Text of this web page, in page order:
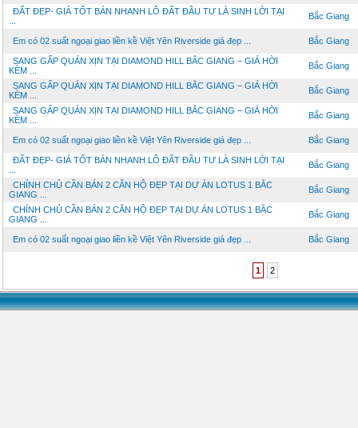
ĐẤT ĐẸP- GIÁ TỐT BÁN NHANH LÔ ĐẤT ĐẦU TƯ LÀ SINH LỜI TẠI
Bắc Giang
Em có 02 suất ngoại giao liền kề Việt Yên Riverside giá đẹp ... Bắc Giang
SANG GẤP QUÁN XỊN TẠI DIAMOND HILL BẮC GIANG – GIÁ HỜI
KÈM ...
Bắc Giang
SANG GẤP QUÁN XỊN TẠI DIAMOND HILL BẮC GIANG – GIÁ HỜI
KÈM ...
Bắc Giang
SANG GẤP QUÁN XỊN TẠI DIAMOND HILL BẮC GIANG – GIÁ HỜI
KÈM ...
Bắc Giang
Em có 02 suất ngoại giao liền kề Việt Yên Riverside giá đẹp ... Bắc Giang
ĐẤT ĐẸP- GIÁ TỐT BÁN NHANH LÔ ĐẤT ĐẦU TƯ LÀ SINH LỜI TẠI
Bắc Giang
CHÍNH CHỦ CẦN BÁN 2 CĂN HỘ ĐẸP TẠI DỰ ÁN LOTUS 1 BẮC
GIANG ...
Bắc Giang
CHÍNH CHỦ CẦN BÁN 2 CĂN HỘ ĐẸP TẠI DỰ ÁN LOTUS 1 BẮC
GIANG ...
Bắc Giang
Em có 02 suất ngoại giao liền kề Việt Yên Riverside giá đẹp ... Bắc Giang
1 2